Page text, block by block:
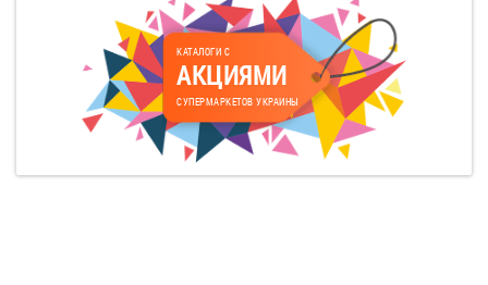
КАТАЛОГИ С
АКЦИЯМИ
СУПЕРМАРКЕТОВ УКРАИНЫ